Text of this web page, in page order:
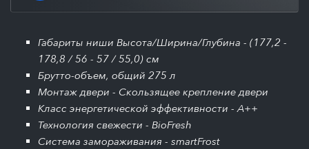
Габариты ниши Высота/Ширина/Глубина - (177,2 -
178,8 / 56 - 57 / 55,0) см
Брутто-объем, общий 275 л
Монтаж двери - Скользящее крепление двери
Класс энергетической эффективности - A++
Технология свежести - BioFresh
Система замораживания - smartFrost